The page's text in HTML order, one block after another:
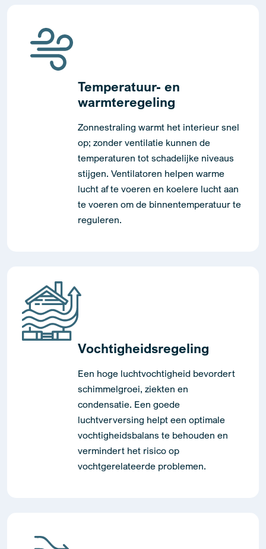
Temperatuur- en
warmteregeling
Zonnestraling warmt het interieur snel
op; zonder ventilatie kunnen de
temperaturen tot schadelijke niveaus
stijgen. Ventilatoren helpen warme
lucht af te voeren en koelere lucht aan
te voeren om de binnentemperatuur te
reguleren.
Vochtigheidsregeling
Een hoge luchtvochtigheid bevordert
schimmelgroei, ziekten en
condensatie. Een goede
luchtverversing helpt een optimale
vochtigheidsbalans te behouden en
vermindert het risico op
vochtgerelateerde problemen.